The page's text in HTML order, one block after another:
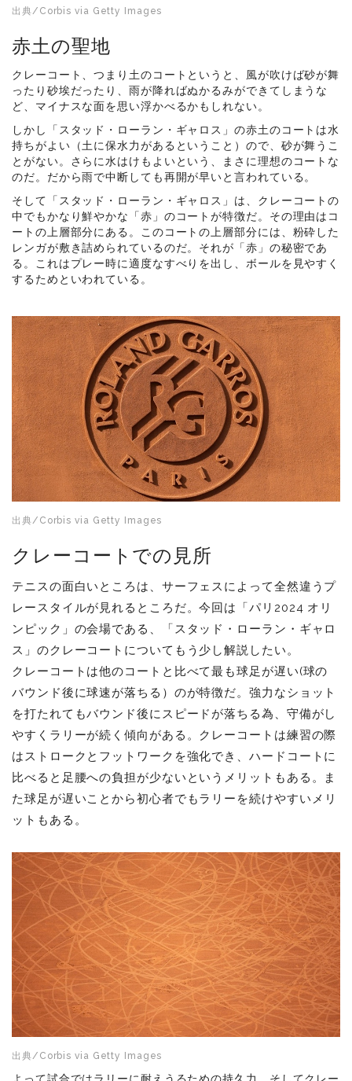
出典/Corbis via Getty Images
赤土の聖地
クレーコート、つまり土のコートというと、風が吹けば砂が舞
ったり砂埃だったり、雨が降ればぬかるみができてしまうな
ど、マイナスな面を思い浮かべるかもしれない。
しかし「スタッド・ローラン・ギャロス」の赤土のコートは水
持ちがよい（土に保水力があるということ）ので、砂が舞うこ
とがない。さらに水はけもよいという、まさに理想のコートな
のだ。だから雨で中断しても再開が早いと言われている。
そして「スタッド・ローラン・ギャロス」は、クレーコートの
中でもかなり鮮やかな「赤」のコートが特徴だ。その理由はコ
ートの上層部分にある。このコートの上層部分には、粉砕した
レンガが敷き詰められているのだ。それが「赤」の秘密であ
る。これはプレー時に適度なすべりを出し、ボールを見やすく
するためといわれている。
出典/Corbis via Getty Images
クレーコートでの見所
テニスの面白いところは、サーフェスによって全然違うプ
レースタイルが見れるところだ。今回は「パリ2024 オリ
ンピック」の会場である、「スタッド・ローラン・ギャロ
ス」のクレーコートについてもう少し解説したい。
クレーコートは他のコートと比べて最も球足が遅い(球の
バウンド後に球速が落ちる）のが特徴だ。強力なショット
を打たれてもバウンド後にスピードが落ちる為、守備がし
やすくラリーが続く傾向がある。クレーコートは練習の際
はストロークとフットワークを強化でき、ハードコートに
比べると足腰への負担が少ないというメリットもある。ま
た球足が遅いことから初心者でもラリーを続けやすいメリ
ットもある。
出典/Corbis via Getty Images